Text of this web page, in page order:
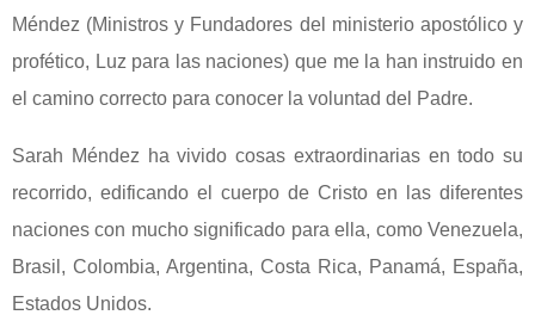
Méndez (Ministros y Fundadores del ministerio apostólico y
profético, Luz para las naciones) que me la han instruido en
el camino correcto para conocer la voluntad del Padre.
Sarah Méndez ha vivido cosas extraordinarias en todo su
recorrido, edificando el cuerpo de Cristo en las diferentes
naciones con mucho significado para ella, como Venezuela,
Brasil, Colombia, Argentina, Costa Rica, Panamá, España,
Estados Unidos.